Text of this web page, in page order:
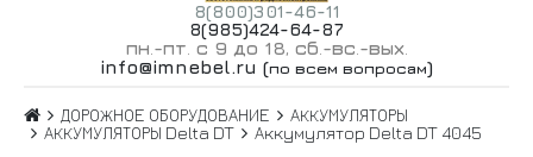
8(800)301-46-11
8(985)424-64-87
пн -пт с 9 до 18, сб -вс -вых.
info@imnebel.ru (по всем вопросам)
ДОРОЖНОЕ ОБОРУДОВАНИЕ
АККУМУЛЯТОРЫ
АККУМУЛЯТОРЫ Delta DT
Аккумулятор Delta DT 4045